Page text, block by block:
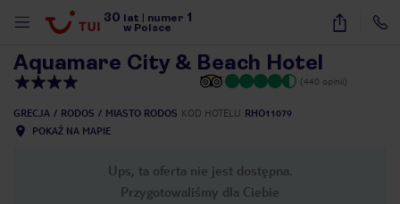
30 lat numer 1
w Polsce
14
Aquamare City & Beach Hotel
(440 opinii)
GRECJA RODOS MIASTO RODOS KOD HOTELU RHO11079
POKAŻ NA MAPIE
Ups, ta oferta nie jest dostępna.
Przygotowaliśmy dla Ciebie